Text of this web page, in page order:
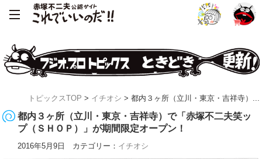
トピックスTOP > イチオシ > 都内３ヶ所（立川・東京・吉祥寺）...
都内３ヶ所（立川・東京・吉祥寺）で「赤塚不二夫笑ッ
プ（ＳＨＯＰ）」が期間限定オープン！
2016年5月9日 カテゴリー： イチオシ